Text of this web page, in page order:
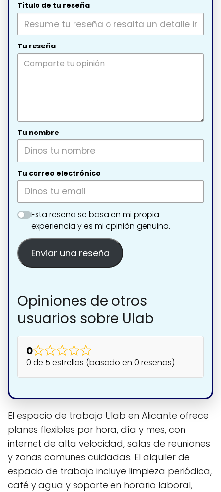
Título de tu reseña
Tu reseña
Tu nombre
Tu correo electrónico
Esta reseña se basa en mi propia
experiencia y es mi opinión genuina.
Enviar una reseña
Opiniones de otros
usuarios sobre Ulab
0
0 de 5 estrellas (basado en 0 reseñas)
El espacio de trabajo Ulab en Alicante ofrece
planes flexibles por hora, día y mes, con
internet de alta velocidad, salas de reuniones
y zonas comunes cuidadas. El alquiler de
espacio de trabajo incluye limpieza periódica,
café y agua y soporte en horario laboral,